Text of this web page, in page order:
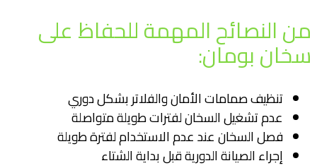
من النصائح المهمة للحفاظ على
سخان بومان:
تنظيف صمامات الأمان والفلاتر بشكل دوري
عدم تشغيل السخان لفترات طويلة متواصلة
فصل السخان عند عدم الاستخدام لفترة طويلة
إجراء الصيانة الدورية قبل بداية الشتاء